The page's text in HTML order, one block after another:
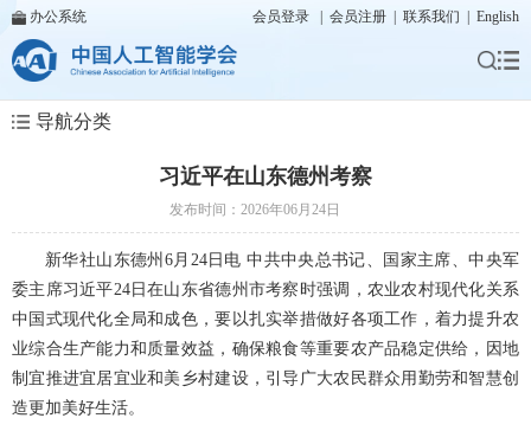
办公系统 会员登录 会员注册 联系我们 English
导航分类
习近平在山东德州考察
发布时间：2026年06月24日
新华社山东德州6月24日电 中共中央总书记、国家主席、中央军
委主席习近平24日在山东省德州市考察时强调，农业农村现代化关系
中国式现代化全局和成色，要以扎实举措做好各项工作，着力提升农
业综合生产能力和质量效益，确保粮食等重要农产品稳定供给，因地
制宜推进宜居宜业和美乡村建设，引导广大农民群众用勤劳和智慧创
造更加美好生活。